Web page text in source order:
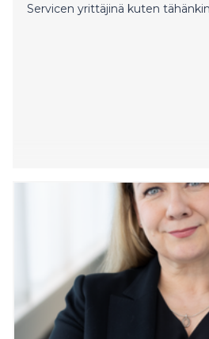
Servicen yrittäjinä kuten